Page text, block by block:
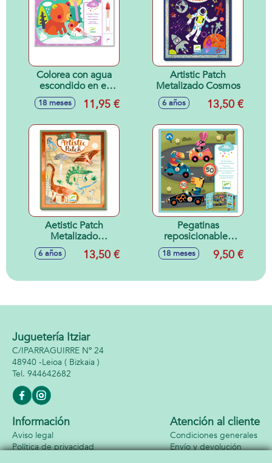
Colorea con agua
escondido en el
bosque
18 meses 11,95 €
Artistic Patch
Metalizado Cosmos
6 años 13,50 €
Aetistic Patch
Metalizado
Dinosaurios
6 años 13,50 €
Pegatinas
reposicionables
LOS COCHES 18M
18 meses 9,50 €
Juguetería Itziar
C/IPARRAGUIRRE Nº 24
48940 -Leioa ( Bizkaia )
944642682
Información
Aviso legal
Política de privacidad
Atención al cliente
Condiciones generales
Envío y devolución